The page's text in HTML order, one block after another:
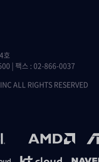
호
| 팩스 : 02-866-0037
ALL RIGHTS RESERVED